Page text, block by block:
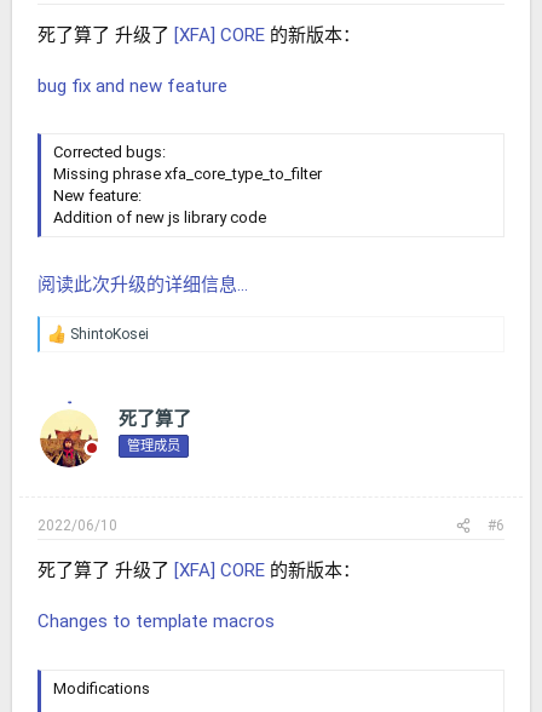
死了算了 升级了 [XFA] CORE 的新版本：
bug fix and new feature
Corrected bugs:
Missing phrase xfa_core_type_to_filter
New feature:
Addition of new js library code
阅读此次升级的详细信息...
反
ShintoKosei
死了算了
管理成员
2022/06/10 #6
死了算了 升级了 [XFA] CORE 的新版本：
Changes to template macros
Modifications